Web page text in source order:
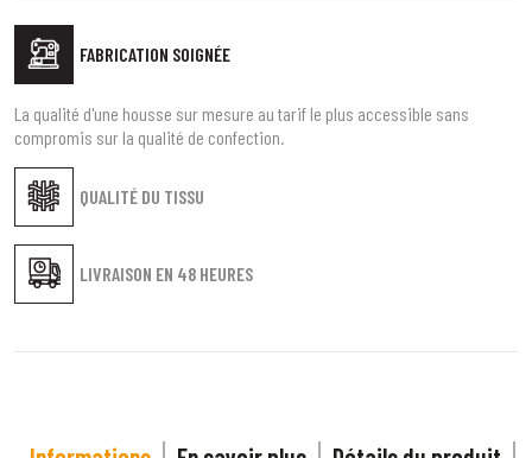
FABRICATION SOIGNÉE
QUALITÉ DU TISSU
LIVRAISON EN 48 HEURES
La qualité d'une housse sur mesure au tarif le plus accessible sans
compromis sur la qualité de confection.